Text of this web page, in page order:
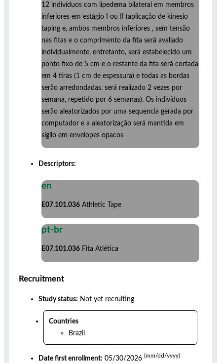
12 indivíduos com lipedema bilateral em membros
inferiores em estágio I ou II (aplicação de kinesio
taping e, ambos membros inferiores , sem tensão
nas fitas e o comprimento da fita será avaliado
individualmente, entretanto, será estabelecido um
ponto fixo de 5 cm e o restante da fita será cortada
em 4 tiras (1 cm de espessura) e todas as bordas
serão arredondadas. será realizado 2 vezes por
semana, repetido por 6 semanas). Os indivíduos
serão aleatorizados por uma sequencia gerada por
computador e a aleatorização será mantida em
sigilo em envelopes opacos
Descriptors:
en
E07.101.036 Athletic Tape
pt-br
E07.101.036 Fita Atlética
Recruitment
Study status: Not yet recruiting
Countries
Brazil
Date first enrollment: 05/30/2026 (mm/dd/yyyy)